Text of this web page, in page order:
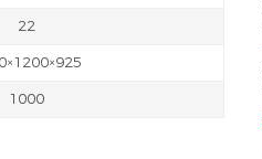
22
1000